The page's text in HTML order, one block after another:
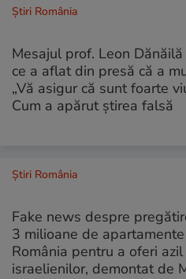
Știri România
Mesajul prof. Leon
ce a aflat din presă că a
„Vă asigur că sunt foarte
Cum a apărut știrea falsă
Știri România
Fake news despre
3 milioane de
România pentru a oferi azil
israelienilor, demontat de